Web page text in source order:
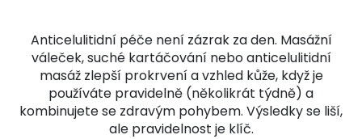
Anticelulitidní péče není zázrak za den. Masážní
váleček, suché kartáčování nebo anticelulitidní
masáž zlepší prokrvení a vzhled kůže, když je
používáte pravidelně (několikrát týdně) a
kombinujete se zdravým pohybem. Výsledky se liší,
ale pravidelnost je klíč.